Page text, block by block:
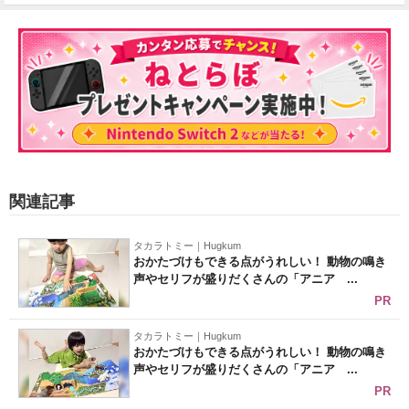
関連記事
タカラトミー｜Hugkum
おかたづけもできる点がうれしい！ 動物の鳴き
声やセリフが盛りだくさんの「アニア ...
PR
タカラトミー｜Hugkum
おかたづけもできる点がうれしい！ 動物の鳴き
声やセリフが盛りだくさんの「アニア ...
PR